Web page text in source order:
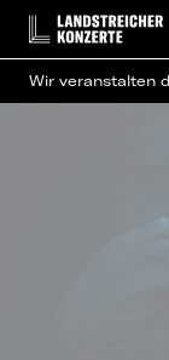
Wir veranstalten